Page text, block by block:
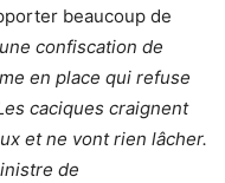
beaucoup de
confiscation de
en place qui refuse
caciques craignent
et ne vont rien lâcher.
de